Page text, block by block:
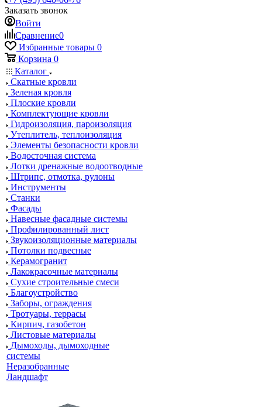
Заказать звонок
Войти
Сравнение0
Избранные товары 0
Корзина 0
Каталог
Скатные кровли
Зеленая кровля
Плоские кровли
Комплектующие кровли
Гидроизоляция, пароизоляция
Утеплитель, теплоизоляция
Элементы безопасности кровли
Водосточная система
Лотки дренажные водоотводные
Штрипс, отмотка, рулоны
Инструменты
Станки
Фасады
Навесные фасадные системы
Профилированный лист
Звукоизоляционные материалы
Потолки подвесные
Керамогранит
Лакокрасочные материалы
Сухие строительные смеси
Благоустройство
Заборы, ограждения
Тротуары, террасы
Кирпич, газобетон
Листовые материалы
Дымоходы, дымоходные
системы
Неразобранные
Ландшафт